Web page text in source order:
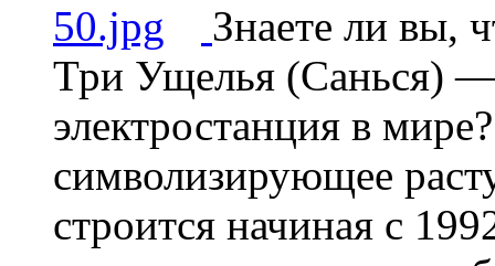
Знаете ли вы,
Три Ущелья (Санься)
электростанция в
символизирующее
строится начиная с